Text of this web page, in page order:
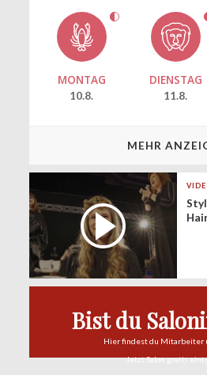
MONTAG
10.8.
DIENSTAG
11.8.
MEHR
Bist du
Hier findest du Mitarbeiter
Jetzt Salongratis